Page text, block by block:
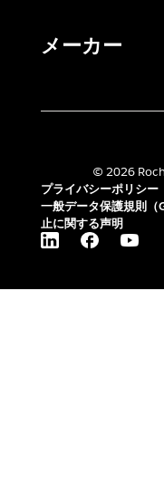
メーカー
© 2026
プライバシーポリシー
一般データ保護規則（
止に関する声明